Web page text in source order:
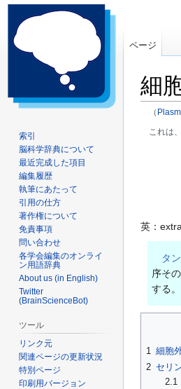
細
（
これは
ョ
英：
タ
序そ
する。
1 細胞
2 セリ
2.1
ページ
索引
脳科学辞典について
最近完成した項目
編集履歴
執筆にあたって
引用の仕方
著作権について
免責事項
問い合わせ
各学会編集のオンライ
ン用語辞典
About us (in English)
Twitter
(BrainScienceBot)
ツール
リンク元
関連ページの更新状況
特別ページ
印刷用バージョン